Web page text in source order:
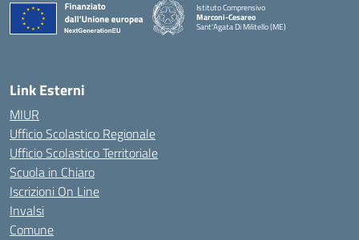
Istituto Comprensivo
Marconi-Cesareo
Sant'Agata Di Militello (ME)
— Visita la pagina iniziale della scuola
Link Esterni
MIUR
Ufficio Scolastico Regionale
Ufficio Scolastico Territoriale
Scuola in Chiaro
Iscrizioni On Line
Invalsi
Comune